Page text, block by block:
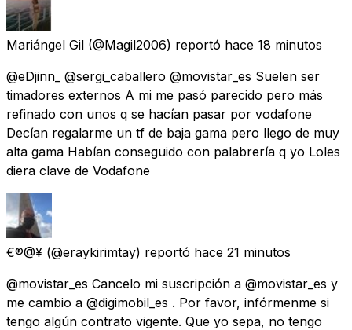
Mariángel Gil (@Magil2006) reportó hace 18 minutos
@eDjinn_ @sergi_caballero @movistar_es Suelen ser
timadores externos A mi me pasó parecido pero más
refinado con unos q se hacían pasar por vodafone
Decían regalarme un tf de baja gama pero llego de muy
alta gama Habían conseguido con palabrería q yo Loles
diera clave de Vodafone
€®@¥ (@eraykirimtay) reportó hace 21 minutos
@movistar_es Cancelo mi suscripción a @movistar_es y
me cambio a @digimobil_es . Por favor, infórmenme si
tengo algún contrato vigente. Que yo sepa, no tengo